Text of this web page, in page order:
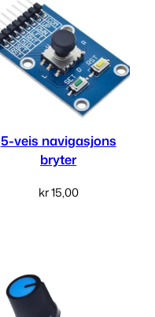
5-veis navigasjons
bryter
kr15,00